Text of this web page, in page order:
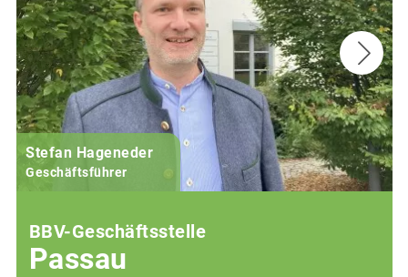
Stefan Hageneder
Geschäftsführer
BBV-Geschäftsstelle
Passau